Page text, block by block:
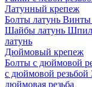
Латунный крепеж
Болты латунь Винты
Шайбы латунь
латунь
Дюймовый крепеж
Болты с дюймовой
с дюймовой резьбой
дюймовая резьба